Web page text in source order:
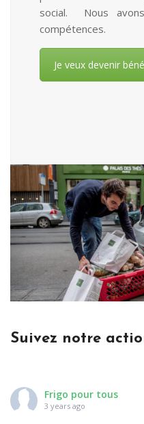
social. Nous
compétences.
Je veux devenir
Suivez notre
Frigo pour tous
3 years ago